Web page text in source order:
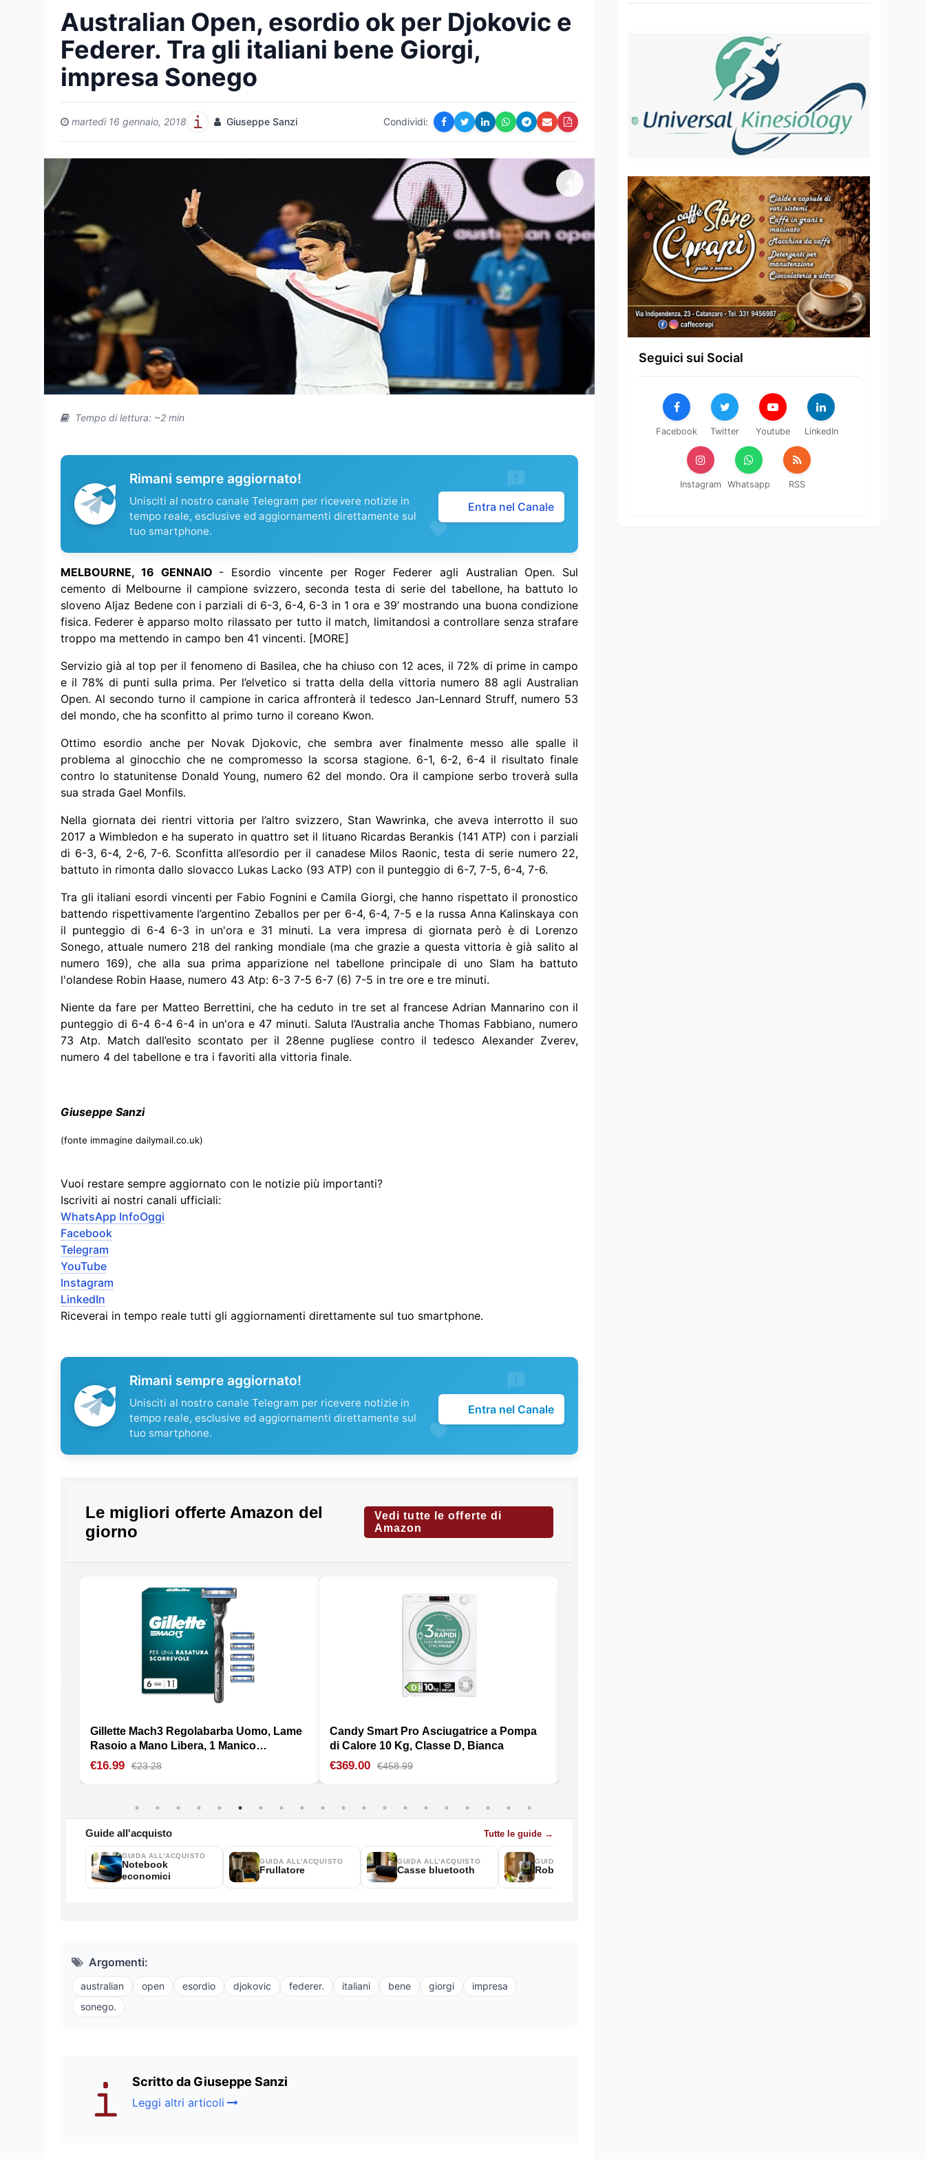
Australian Open, esordio ok per Djokovic e
Federer. Tra gli italiani bene Giorgi,
impresa Sonego
martedì 16 gennaio, 2018 Giuseppe Sanzi Condividi:
Tempo di lettura: ~2 min
Rimani sempre aggiornato!
Unisciti al nostro canale Telegram per ricevere notizie in
tempo reale, esclusive ed aggiornamenti direttamente sul
tuo smartphone.
Entra nel Canale
MELBOURNE, 16 GENNAIO - Esordio vincente per Roger Federer agli Australian Open. Sul
cemento di Melbourne il campione svizzero, seconda testa di serie del tabellone, ha battuto lo
sloveno Aljaz Bedene con i parziali di 6-3, 6-4, 6-3 in 1 ora e 39’ mostrando una buona condizione
fisica. Federer è apparso molto rilassato per tutto il match, limitandosi a controllare senza strafare
troppo ma mettendo in campo ben 41 vincenti. [MORE]
Servizio già al top per il fenomeno di Basilea, che ha chiuso con 12 aces, il 72% di prime in campo
e il 78% di punti sulla prima. Per l’elvetico si tratta della della vittoria numero 88 agli Australian
Open. Al secondo turno il campione in carica affronterà il tedesco Jan-Lennard Struff, numero 53
del mondo, che ha sconfitto al primo turno il coreano Kwon.
Ottimo esordio anche per Novak Djokovic, che sembra aver finalmente messo alle spalle il
problema al ginocchio che ne compromesso la scorsa stagione. 6-1, 6-2, 6-4 il risultato finale
contro lo statunitense Donald Young, numero 62 del mondo. Ora il campione serbo troverà sulla
sua strada Gael Monfils.
Nella giornata dei rientri vittoria per l’altro svizzero, Stan Wawrinka, che aveva interrotto il suo
2017 a Wimbledon e ha superato in quattro set il lituano Ricardas Berankis (141 ATP) con i parziali
di 6-3, 6-4, 2-6, 7-6. Sconfitta all’esordio per il canadese Milos Raonic, testa di serie numero 22,
battuto in rimonta dallo slovacco Lukas Lacko (93 ATP) con il punteggio di 6-7, 7-5, 6-4, 7-6.
Tra gli italiani esordi vincenti per Fabio Fognini e Camila Giorgi, che hanno rispettato il pronostico
battendo rispettivamente l’argentino Zeballos per per 6-4, 6-4, 7-5 e la russa Anna Kalinskaya con
il punteggio di 6-4 6-3 in un'ora e 31 minuti. La vera impresa di giornata però è di Lorenzo
Sonego, attuale numero 218 del ranking mondiale (ma che grazie a questa vittoria è già salito al
numero 169), che alla sua prima apparizione nel tabellone principale di uno Slam ha battuto
l'olandese Robin Haase, numero 43 Atp: 6-3 7-5 6-7 (6) 7-5 in tre ore e tre minuti.
Niente da fare per Matteo Berrettini, che ha ceduto in tre set al francese Adrian Mannarino con il
punteggio di 6-4 6-4 6-4 in un'ora e 47 minuti. Saluta l’Australia anche Thomas Fabbiano, numero
73 Atp. Match dall’esito scontato per il 28enne pugliese contro il tedesco Alexander Zverev,
numero 4 del tabellone e tra i favoriti alla vittoria finale.
Giuseppe Sanzi
(fonte immagine dailymail.co.uk)
Vuoi restare sempre aggiornato con le notizie più importanti?
Iscriviti ai nostri canali ufficiali:
WhatsApp InfoOggi
Facebook
Telegram
YouTube
Instagram
LinkedIn
Riceverai in tempo reale tutti gli aggiornamenti direttamente sul tuo smartphone.
Rimani sempre aggiornato!
Unisciti al nostro canale Telegram per ricevere notizie in
tempo reale, esclusive ed aggiornamenti direttamente sul
tuo smartphone.
Entra nel Canale
Argomenti:
australian open esordio djokovic federer. italiani bene giorgi
impresa
sonego.
Scritto da Giuseppe Sanzi
Leggi altri articoli
Seguici sui Social
Facebook Twitter Youtube LinkedIn
Instagram Whatsapp RSS